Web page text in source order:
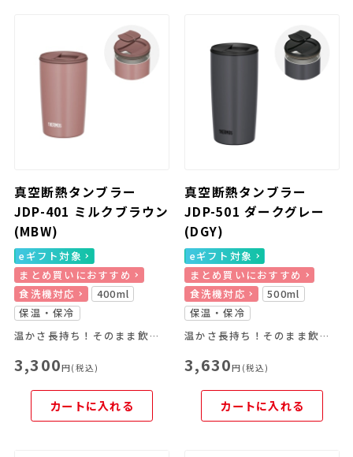
真空断熱タンブラー
JDP-401 ミルクブラウン
(MBW)
eギフト対象
まとめ買いにおすすめ
食洗機対応
400ml
保温・保冷
温かさ長持ち！そのまま飲めるフタ付きタンブラー
3,300円(税込)
カートに入れる
真空断熱タンブラー
JDP-501 ダークグレー
(DGY)
eギフト対象
まとめ買いにおすすめ
食洗機対応
500ml
保温・保冷
温かさ長持ち！そのまま飲めるフタ付きタンブラー
3,630円(税込)
カートに入れる